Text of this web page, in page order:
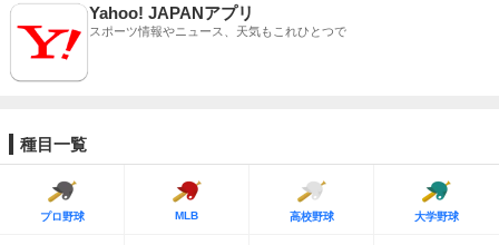
Yahoo! JAPANアプリ
スポーツ情報やニュース、天気もこれひとつで
種目一覧
プロ野球 MLB 高校野球 大学野球